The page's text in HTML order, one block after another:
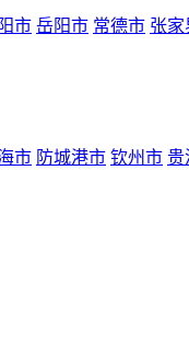
市 岳阳市 常德市 张家
市 防城港市 钦州市 贵